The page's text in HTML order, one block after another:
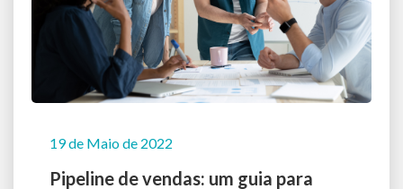
19 de Maio de 2022
Pipeline de vendas: um guia para